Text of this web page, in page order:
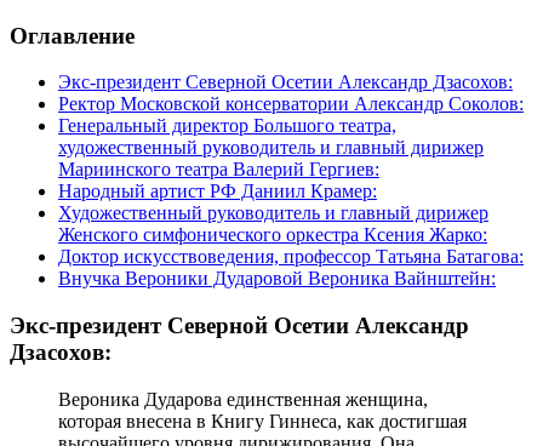
Оглавление
Экс-президент Северной Осетии Александр Дзасохов:
Ректор Московской консерватории Александр Соколов:
Генеральный директор Большого театра,
художественный руководитель и главный дирижер
Мариинского театра Валерий Гергиев:
Народный артист РФ Даниил Крамер:
Художественный руководитель и главный дирижер
Женского симфонического оркестра Ксения Жарко:
Доктор искусствоведения, профессор Татьяна Батагова:
Внучка Вероники Дударовой Вероника Вайнштейн:
Экс-президент Северной Осетии Александр
Дзасохов:
Вероника Дударова единственная женщина,
которая внесена в Книгу Гиннеса, как достигшая